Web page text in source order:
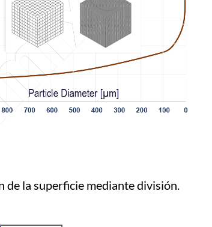
de la superficie mediante división.